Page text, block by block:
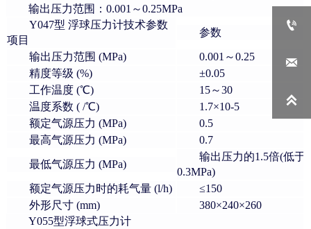
输出压力范围： 0.001～0.25MPa
Y047型 浮球压力计技术参数
项目
参数
输出压力范围 (MPa)
0.001～0.25
精度等级 (%)
±0.05
工作温度 (℃)
15～30
温度系数 ( /℃)
1.7×10-5
额定气源压力 (MPa)
0.5
最高气源压力 (MPa) 0.7
最低气源压力 (MPa)
输出压力的1.5倍(低于
0.3MPa)
额定气源压力时的耗气量 (l/h)
≤150
外形尺寸 (mm)
380×240×260
Y055型浮球式压力计


